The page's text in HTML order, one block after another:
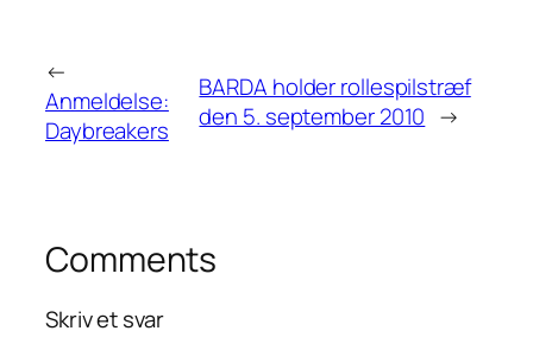
←
Anmeldelse:
Daybreakers
BARDA holder rollespilstræf
den 5. september 2010 →
Comments
Skriv et svar